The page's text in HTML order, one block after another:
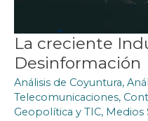
La creciente
Desinformación
Análisis de Coyuntura,
Telecomunicaciones,
Geopolítica y TIC, Medios